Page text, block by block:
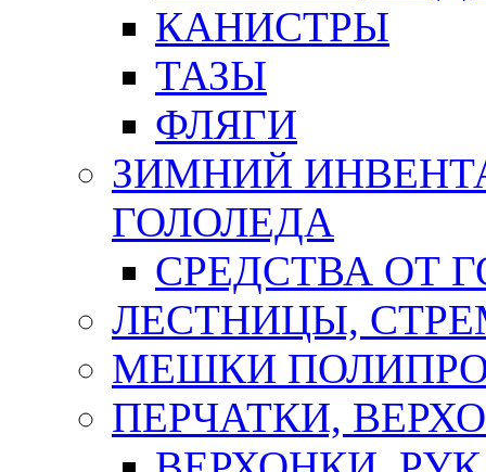
КАНИСТРЫ
ТАЗЫ
ФЛЯГИ
ЗИМНИЙ
ГОЛОЛЕДА
СРЕДСТВА ОТ
ЛЕСТНИЦЫ,
МЕШКИ
ПЕРЧАТКИ,